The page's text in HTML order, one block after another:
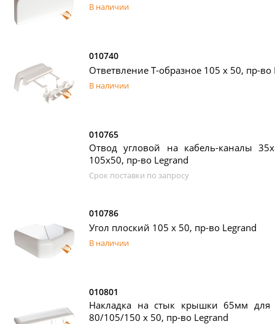
В наличии
010740
Ответвление Т-образное 105 x 50, пр-во
В наличии
010765
Отвод угловой на кабель-каналы
105x50, пр-во Legrand
Срок поставки по запросу
010786
Угол плоский 105 х 50, пр-во Legrand
В наличии
010801
Накладка на стык крышки 65мм для
80/105/150 х 50, пр-во Legrand